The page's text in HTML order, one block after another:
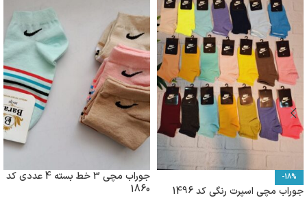
-18%
جوراب مچی اسپرت رنگی کد 1496
جوراب مچی 3 خط بسته 4 عددی کد
1860